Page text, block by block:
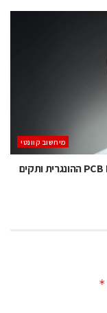
מיחשוב קוונטי
Quantum Machines רכשה את PCB Engineering ההונגרית ותקים
*